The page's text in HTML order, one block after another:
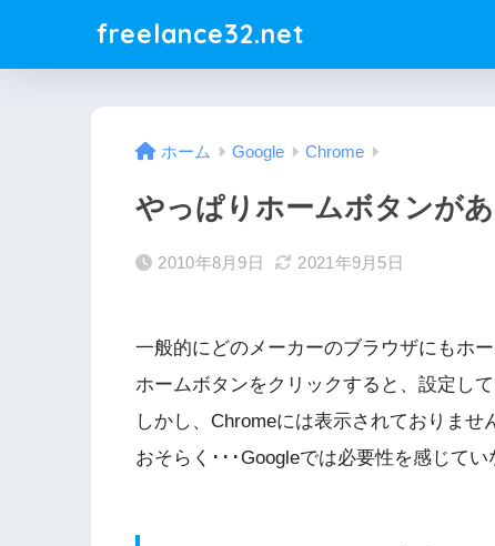
freelance32.net
ホーム Google Chrome
やっぱりホームボタンがあ
2010年8月9日 2021年9月5日
一般的にどのメーカーのブラウザにもホ
ホームボタンをクリックすると、設定し
しかし、Chromeには表示されておりませ
おそらく･･･Googleでは必要性を感じて